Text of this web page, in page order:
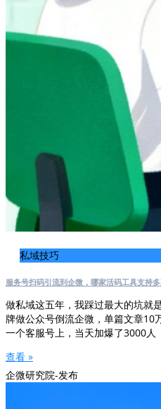
私域技巧
服务号扫码引流到企微，哪家活码工具支持
做私域这五年，我踩过最大的坑就
牌做公众号倒流企微，单篇文章10
一个客服号上，当天加爆了3000人
查看 »
企微研究院-发布